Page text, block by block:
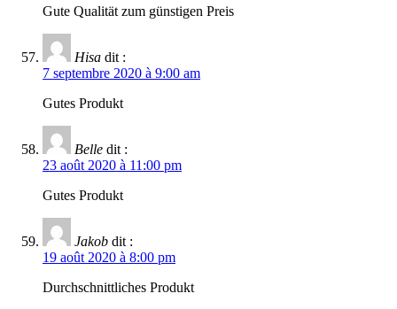
Gute Qualität zum günstigen Preis
Hisa dit :
7 septembre 2020 à 9:00 am
Gutes Produkt
Belle dit :
23 août 2020 à 11:00 pm
Gutes Produkt
Jakob dit :
19 août 2020 à 8:00 pm
Durchschnittliches Produkt